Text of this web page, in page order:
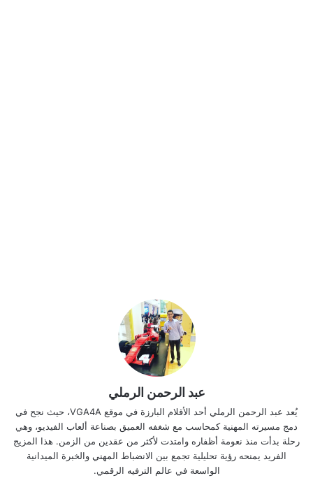
عبد الرحمن الرملي
يُعد عبد الرحمن الرملي أحد الأقلام البارزة في موقع VGA4A، حيث نجح في
دمج مسيرته المهنية كمحاسب مع شغفه العميق بصناعة ألعاب الفيديو، وهي
رحلة بدأت منذ نعومة أظفاره وامتدت لأكثر من عقدين من الزمن. هذا المزيج
الفريد يمنحه رؤية تحليلية تجمع بين الانضباط المهني والخبرة الميدانية
الواسعة في عالم الترفيه الرقمي.